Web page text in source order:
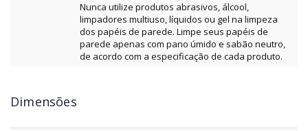
Nunca utilize produtos abrasivos, álcool,
limpadores multiuso, líquidos ou gel na limpeza
dos papéis de parede. Limpe seus papéis de
parede apenas com pano úmido e sabão neutro,
de acordo com a especificação de cada produto.
Dimensões